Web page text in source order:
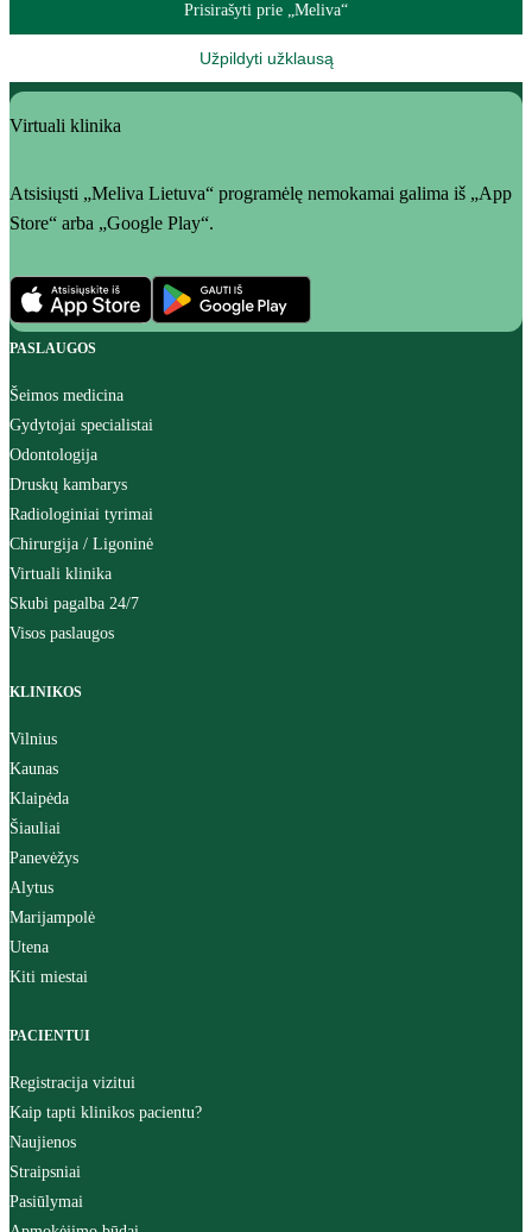
Prisirašyti prie „Meliva“
Užpildyti užklausą
Virtuali klinika
Atsisiųsti „Meliva Lietuva“ programėlę nemokamai galima iš „App
Store“ arba „Google Play“.
PASLAUGOS
Šeimos medicina
Gydytojai specialistai
Odontologija
Druskų kambarys
Radiologiniai tyrimai
Chirurgija / Ligoninė
Virtuali klinika
Skubi pagalba 24/7
Visos paslaugos
KLINIKOS
Vilnius
Kaunas
Klaipėda
Šiauliai
Panevėžys
Alytus
Marijampolė
Utena
Kiti miestai
PACIENTUI
Registracija vizitui
Kaip tapti klinikos pacientu?
Naujienos
Straipsniai
Pasiūlymai